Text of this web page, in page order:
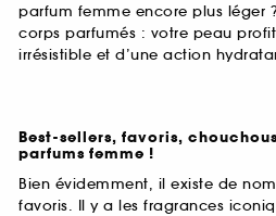
parfum femme encore plus léger
corps parfumés : votre peau
irrésistible et d’une action
Best-sellers, favoris,
parfums femme !
Bien évidemment, il existe de
favoris. Il y a les fragrances